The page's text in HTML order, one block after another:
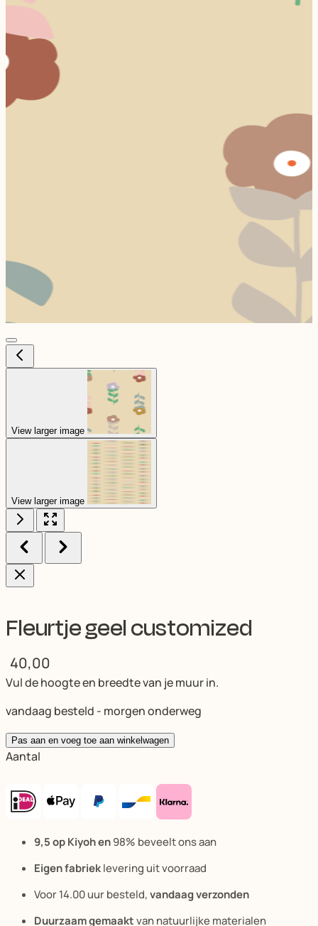
View larger image
View larger image
Fleurtje geel customized
40,00
Vul de hoogte en breedte van je muur in.
vandaag besteld - morgen onderweg
Pas aan en voeg toe aan winkelwagen
Aantal
9,5 op Kiyoh en98% beveelt ons aan
Eigen fabrieklevering uit voorraad
Voor 14.00 uur besteld,vandaag verzonden
Duurzaam gemaaktvan natuurlijke materialen